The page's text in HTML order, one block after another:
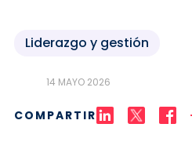
Liderazgo y gestión
14 MAYO 2026
COMPARTIR